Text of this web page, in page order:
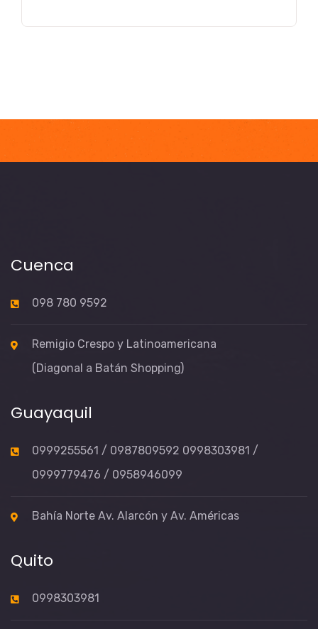
Cuenca
098 780 9592
Remigio Crespo y Latinoamericana
(Diagonal a Batán Shopping)
Guayaquil
0999255561 / 0987809592 0998303981 /
0999779476 / 0958946099
Bahía Norte Av. Alarcón y Av. Américas
Quito
0998303981